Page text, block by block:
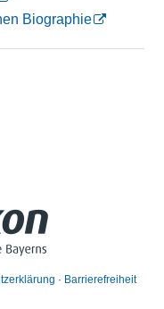
Biographie
Barrierefreiheit